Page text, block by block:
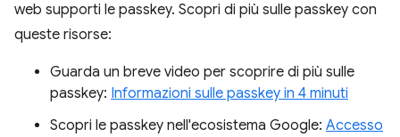
web supporti le passkey. Scopri di più sulle passkey con
queste risorse:
Guarda un breve video per scoprire di più sulle
passkey: Informazioni sulle passkey in 4 minuti
Scopri le passkey nell'ecosistema Google: Accesso